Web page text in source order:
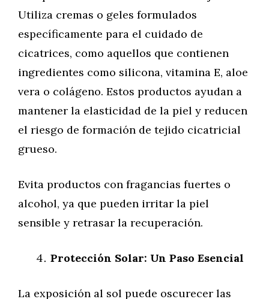
Utiliza cremas o geles formulados
específicamente para el cuidado de
cicatrices, como aquellos que contienen
ingredientes como silicona, vitamina E, aloe
vera o colágeno. Estos productos ayudan a
mantener la elasticidad de la piel y reducen
el riesgo de formación de tejido cicatricial
grueso.
Evita productos con fragancias fuertes o
alcohol, ya que pueden irritar la piel
sensible y retrasar la recuperación.
Protección Solar: Un Paso Esencial
La exposición al sol puede oscurecer las